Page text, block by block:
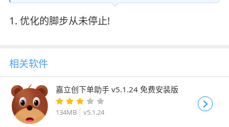
1. 优化的脚步从未停止!
相关软件
嘉立创下单助手 v5.1.24 免费安装版
134MB v5.1.24